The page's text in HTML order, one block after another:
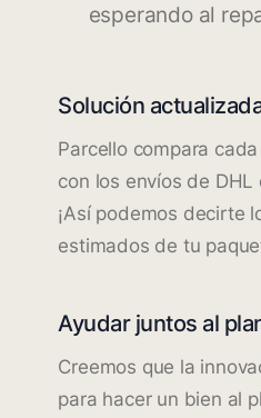
esperando al
Solución
Parcello compara
con los envíos de
¡Así podemos decirte
estimados de tu
Ayudar juntos al
Creemos que la
para hacer un bien al